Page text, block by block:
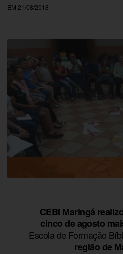
EM 21/08/2018
CEBI Maringá
cinco de agosto
Escola de Formação
região de